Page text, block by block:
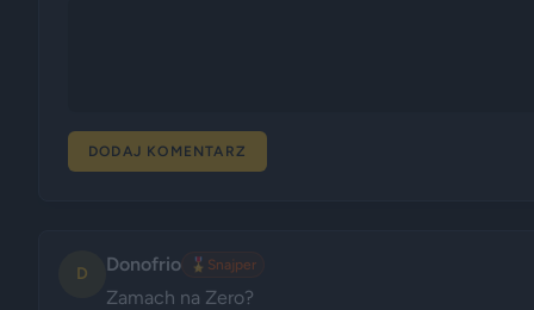
DODAJ KOMENTARZ
D Donofrio 🎖️ Snajper
Zamach na Zero?